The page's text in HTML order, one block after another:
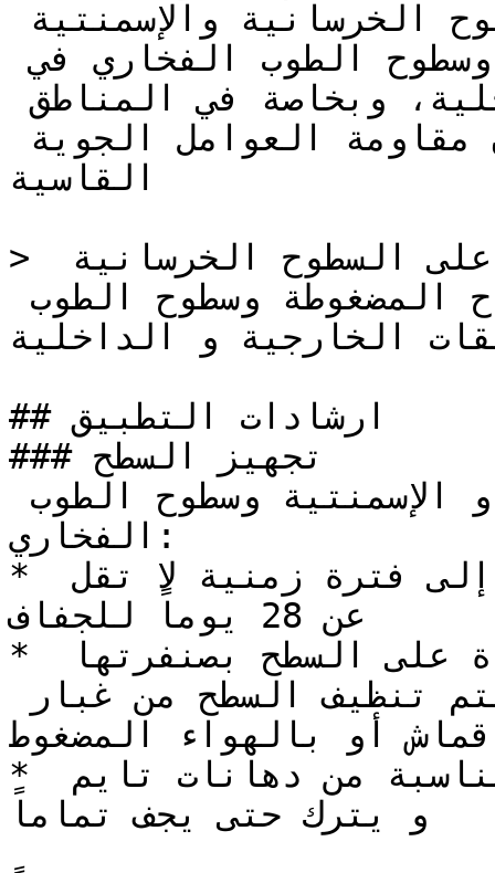
والجبسية والألواح المضغوطة وسطوح الطوب الفخاري في
القاسية
> يستخدم كدهان نهائي على السطوح الخرسانية
الخارجية و الداخلية
## ارشادات التطبيق
### تجهيز السطح
الفخاري:
* جميع السطوح الجديدة تحتاج إلى فترة زمنية لا تقل
عن 28 يوماً للجفاف
* يجب إزالة الزوائد الموجودة على السطح بصنفرتها
أو بالهواء المضغوط
* طلاء طبقة من أحد الأساسات المناسبة من دهانات تايم
و يترك حتى يجف تماماً